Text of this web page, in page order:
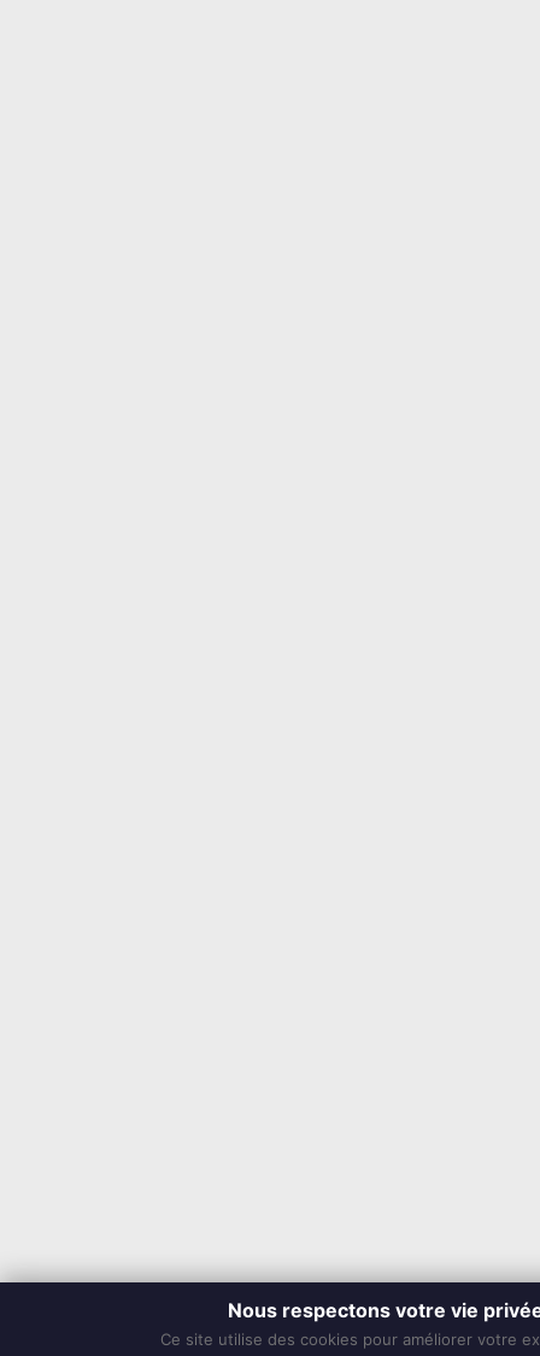
Nous respectons votre vie
Ce site utilise des cookies pour améliorer votre